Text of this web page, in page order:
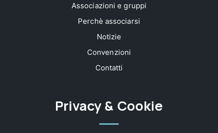
Associazioni e gruppi
Perchè associarsi
Notizie
Convenzioni
Contatti
Privacy & Cookie